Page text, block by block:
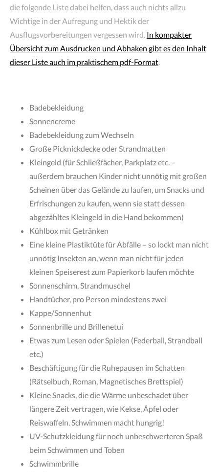
die folgende Liste dabei helfen, dass auch nichts allzu
Wichtige in der Aufregung und Hektik der
Ausflugsvorbereitungen vergessen wird. In kompakter
Übersicht zum Ausdrucken und Abhaken gibt es den Inhalt
dieser Liste auch im praktischem pdf-Format.
Badebekleidung
Sonnencreme
Badebekleidung zum Wechseln
Große Picknickdecke oder Strandmatten
Kleingeld (für Schließfächer, Parkplatz etc. –
außerdem brauchen Kinder nicht unnötig mit großen
Scheinen über das Gelände zu laufen, um Snacks und
Erfrischungen zu kaufen, wenn sie statt dessen
abgezähltes Kleingeld in die Hand bekommen)
Kühlbox mit Getränken
Eine kleine Plastiktüte für Abfälle – so lockt man nicht
unnötig Insekten an, wenn man nicht für jeden
kleinen Speiserest zum Papierkorb laufen möchte
Sonnenschirm, Strandmuschel
Handtücher, pro Person mindestens zwei
Kappe/Sonnenhut
Sonnenbrille und Brillenetui
Etwas zum Lesen oder Spielen (Federball, Strandball
etc.)
Beschäftigung für die Ruhepausen im Schatten
(Rätselbuch, Roman, Magnetisches Brettspiel)
Kleine Snacks, die die Wärme unbeschadet über
längere Zeit vertragen, wie Kekse, Äpfel oder
Reiswaffeln. Schwimmen macht hungrig!
UV-Schutzkleidung für noch unbeschwerteren Spaß
beim Schwimmen und Toben
Schwimmbrille